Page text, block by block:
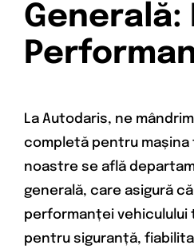
Generală:
La Autodaris, ne
completă pentru mașina
noastre se află
generală, care asigură
performanței vehiculului
pentru siguranță,